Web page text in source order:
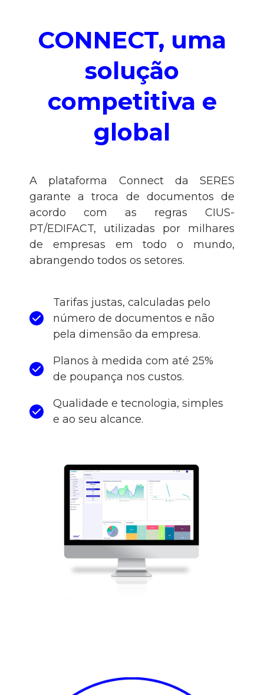
CONNECT, uma
solução
competitiva e
global
A plataforma Connect da SERES
garante a troca de documentos de
acordo com as regras CIUS-
PT/EDIFACT, utilizadas por milhares
de empresas em todo o mundo,
abrangendo todos os setores.
Tarifas justas, calculadas pelo
número de documentos e não
pela dimensão da empresa.
Planos à medida com até 25%
de poupança nos custos.
Qualidade e tecnologia, simples
e ao seu alcance.